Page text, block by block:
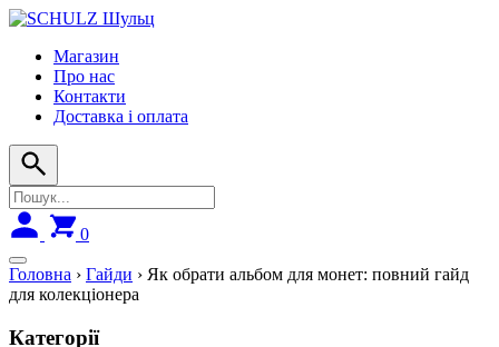
Skip
navigationМагазин
Про нас
Контакти
Доставка і оплата
0
Головна › Гайди › Як обрати альбом для монет: повний гайд
для колекціонера
Категорії